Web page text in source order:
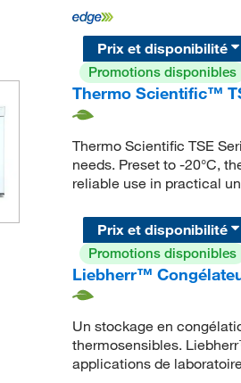
Prix et disponibilité
Promotions disponibles
Thermo Scientific™
Thermo Scientific TSE
needs. Preset to -20°C,
reliable use in practical
Prix et disponibilité
Promotions disponibles
Liebherr™
Un stockage en
thermosensibles.
applications de